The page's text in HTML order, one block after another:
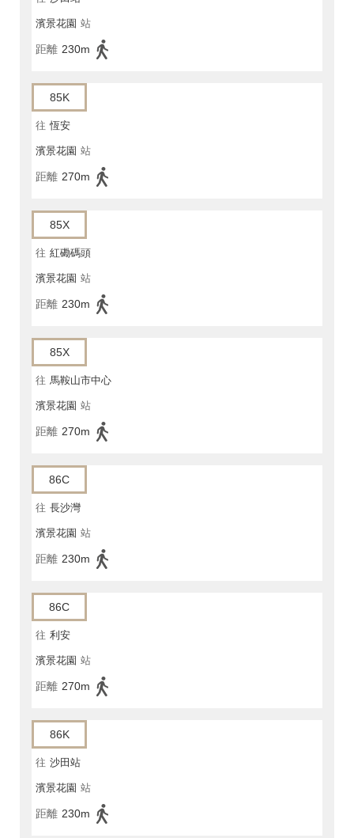
濱景花園 站
距離 230m
85K
往 恆安
濱景花園 站
距離 270m
85X
往 紅磡碼頭
濱景花園 站
距離 230m
85X
往 馬鞍山市中心
濱景花園 站
距離 270m
86C
往 長沙灣
濱景花園 站
距離 230m
86C
往 利安
濱景花園 站
距離 270m
86K
往 沙田站
濱景花園 站
距離 230m